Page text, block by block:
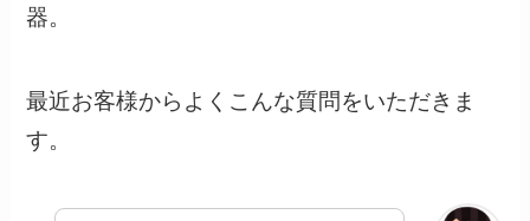
器。
最近お客様からよくこんな質問をいただきま
す。